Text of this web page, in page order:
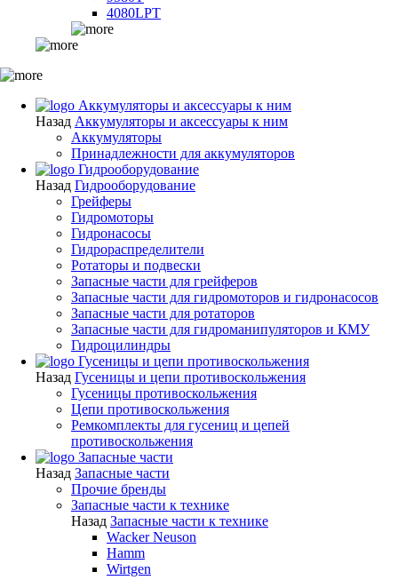
4080LPT
Аккумуляторы и аксессуары к ним
Назад Аккумуляторы и аксессуары к ним
Аккумуляторы
Принадлежности для аккумуляторов
Гидрооборудование
Назад Гидрооборудование
Грейферы
Гидромоторы
Гидронасосы
Гидрораспределители
Ротаторы и подвески
Запасные части для грейферов
Запасные части для гидромоторов и гидронасосов
Запасные части для ротаторов
Запасные части для гидроманипуляторов и КМУ
Гидроцилиндры
Гусеницы и цепи противоскольжения
Назад Гусеницы и цепи противоскольжения
Гусеницы противоскольжения
Цепи противоскольжения
Ремкомплекты для гусениц и цепей
противоскольжения
Запасные части
Назад Запасные части
Прочие бренды
Запасные части к технике
Назад Запасные части к технике
Wacker Neuson
Hamm
Wirtgen